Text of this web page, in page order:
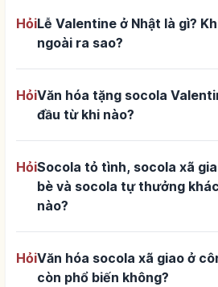
HỏiLễ Valentine ở Nhật là gì?
ngoài ra sao?
HỏiVăn hóa tặng socola
đầu từ khi nào?
HỏiSocola tỏ tình, socola xã
bè và socola tự thưởng
nào?
HỏiVăn hóa socola xã giao ở
còn phổ biến không?